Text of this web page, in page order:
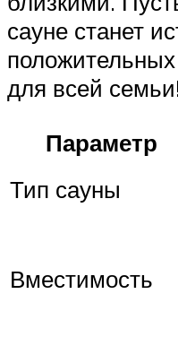
сауне станет
для всей
Параметр
Тип сауны
Вместимость